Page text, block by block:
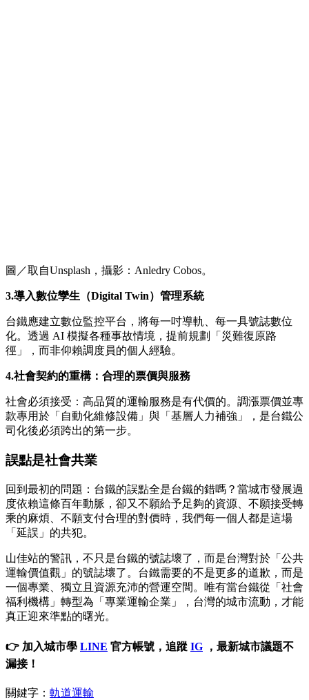
圖／取自Unsplash，攝影：Anledry Cobos。
3.導入數位孿生（Digital Twin）管理系統
台鐵應建立數位監控平台，將每一吋導軌、每一具號誌數位
化。透過 AI 模擬各種事故情境，提前規劃「災難復原路
徑」，而非仰賴調度員的個人經驗。
4.社會契約的重構：合理的票價與服務
社會必須接受：高品質的運輸服務是有代價的。調漲票價並專
款專用於「自動化維修設備」與「基層人力補強」，是台鐵公
司化後必須跨出的第一步。
誤點是社會共業
回到最初的問題：台鐵的誤點全是台鐵的錯嗎？當城市發展過
度依賴這條百年動脈，卻又不願給予足夠的資源、不願接受轉
乘的麻煩、不願支付合理的對價時，我們每一個人都是這場
「延誤」的共犯。
山佳站的警訊，不只是台鐵的號誌壞了，而是台灣對於「公共
運輸價值觀」的號誌壞了。台鐵需要的不是更多的道歉，而是
一個專業、獨立且資源充沛的營運空間。唯有當台鐵從「社會
福利機構」轉型為「專業運輸企業」，台灣的城市流動，才能
真正迎來準點的曙光。
👉 加入城市學 LINE 官方帳號，追蹤 IG ，最新城市議題不
漏接！
關鍵字： 軌道運輸